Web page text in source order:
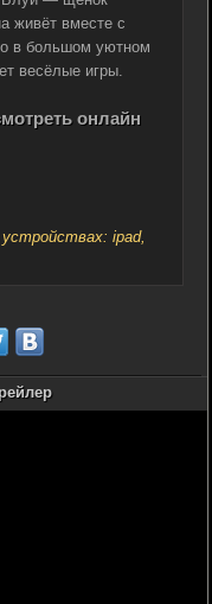
живёт вместе с
в большом уютном
весёлые игры.
онлайн
ipad,